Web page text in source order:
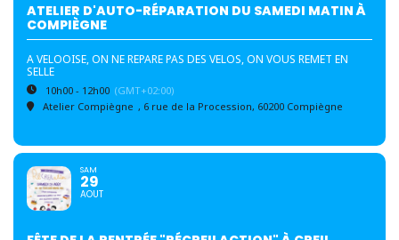
ATELIER D'AUTO-RÉPARATION DU SAMEDI MATIN À
COMPIÈGNE
A VELOOISE, ON NE REPARE PAS DES VELOS, ON VOUS REMET EN
SELLE
10h00 - 12h00 (GMT+02:00)
Atelier Compiègne , 6 rue de la Procession, 60200 Compiègne
SAM
29
AOUT